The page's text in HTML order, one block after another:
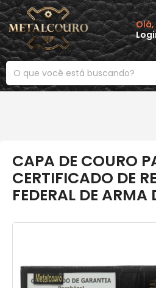
CAPA DE COURO
CERTIFICADO DE
FEDERAL DE ARMA